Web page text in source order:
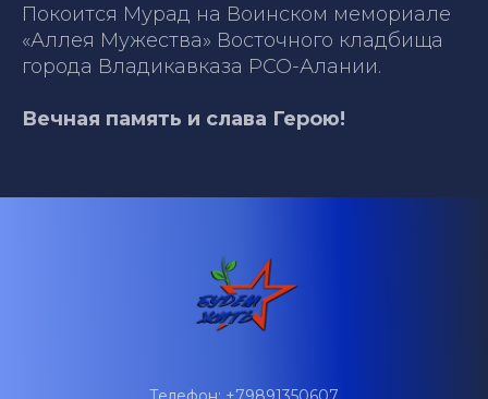
Покоится Мурад на Воинском мемориале
«Аллея Мужества» Восточного кладбища
города Владикавказа РСО-Алании.
Вечная память и слава Герою!